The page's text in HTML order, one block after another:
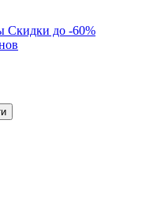
Скидки до -60%